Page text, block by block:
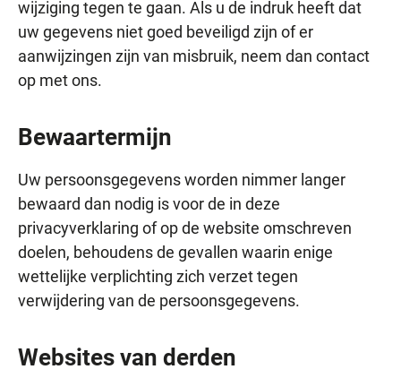
wijziging tegen te gaan. Als u de indruk heeft dat
uw gegevens niet goed beveiligd zijn of er
aanwijzingen zijn van misbruik, neem dan contact
op met ons.
Bewaartermijn
Uw persoonsgegevens worden nimmer langer
bewaard dan nodig is voor de in deze
privacyverklaring of op de website omschreven
doelen, behoudens de gevallen waarin enige
wettelijke verplichting zich verzet tegen
verwijdering van de persoonsgegevens.
Websites van derden